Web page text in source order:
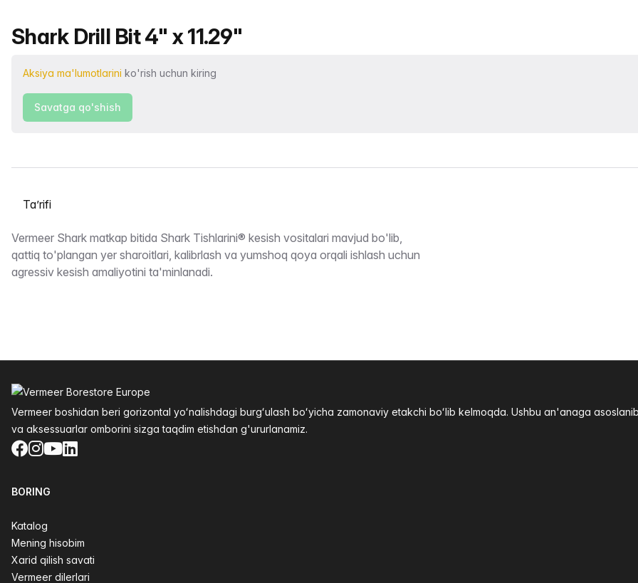
Mahsulot nomi
Shark Drill Bit 4" x 11.29"
Aksiya ma'lumotlarini ko'rish uchun kiring
Savatga qo'shish
Yorliqni tanlash
Taʼrifi
Vermeer Shark matkap bitida Shark Tishlarini® kesish vositalari mavjud bo'lib,
qattiq to'plangan yer sharoitlari, kalibrlash va yumshoq qoya orqali ishlash uchun
agressiv kesish amaliyotini ta'minlanadi.
Vermeer boshidan beri gorizontal yoʻnalishdagi burgʻulash boʻyicha zamonaviy etakchi boʻlib kelmoqda. Ushbu an'anaga
va aksessuarlar omborini sizga taqdim etishdan g'ururlanamiz.
Facebook
Instagram
YouTube
LinkedIn
BORING
Katalog
Mening hisobim
Xarid qilish savati
Vermeer dilerlari